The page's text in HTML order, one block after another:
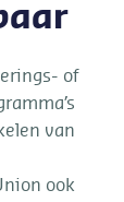
of
van
ook